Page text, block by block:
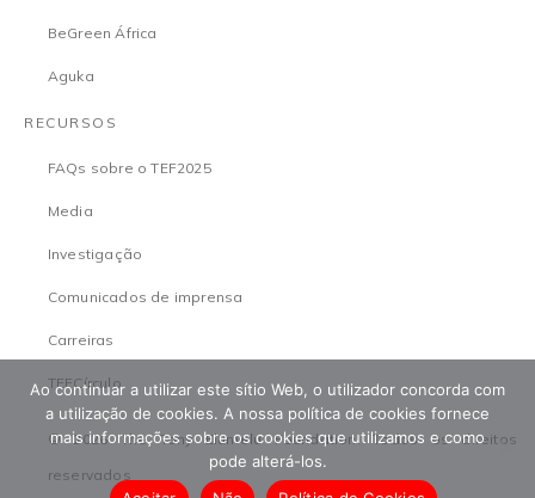
BeGreen África
Aguka
RECURSOS
FAQs sobre o TEF2025
Media
Investigação
Comunicados de imprensa
Carreiras
TEFCírculo
© 2026 The Tony Elumelu Foundation. Todos os direitos
reservados
Ao continuar a utilizar este sítio Web, o utilizador concorda com
a utilização de cookies. A nossa política de cookies fornece
mais informações sobre os cookies que utilizamos e como
pode alterá-los.